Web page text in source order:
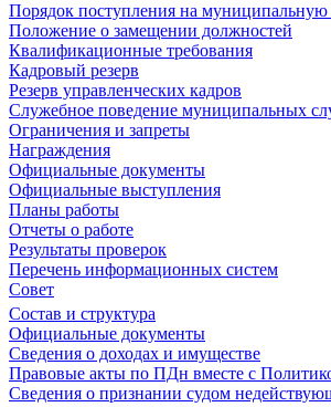
Порядок поступления на муниципальную
Положение о замещении должностей
Квалификационные требования
Кадровый резерв
Резерв управленческих кадров
Служебное поведение муниципальных
Ограничения и запреты
Награждения
Официальные документы
Официальные выступления
Планы работы
Отчеты о работе
Результаты проверок
Перечень информационных систем
Совет
Состав и структура
Официальные документы
Сведения о доходах и имуществе
Правовые акты по ПДн вместе с
Сведения о признании судом